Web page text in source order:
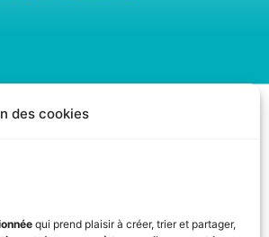
des cookies
qui prend plaisir à créer, trier et partager,
albums